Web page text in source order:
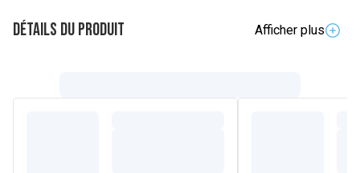
Détails du produit
Afficher plus
liées aux transports, à la grossesse, aux chimiothérapieset